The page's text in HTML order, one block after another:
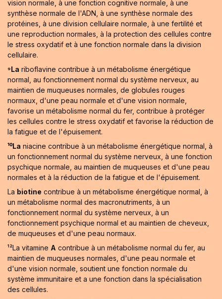
vision normale, à une fonction cognitive normale, à une
synthèse normale de l'ADN, à une synthèse normale des
protéines, à une division cellulaire normale, à une fertilité et
une reproduction normales, à la protection des cellules contre
le stress oxydatif et à une fonction normale dans la division
cellulaire.
⁹La riboflavine contribue à un métabolisme énergétique
normal, au fonctionnement normal du système nerveux, au
maintien de muqueuses normales, de globules rouges
normaux, d'une peau normale et d'une vision normale,
favorise un métabolisme normal du fer, contribue à protéger
les cellules contre le stress oxydatif et favorise la réduction de
la fatigue et de l'épuisement.
¹⁰La niacine contribue à un métabolisme énergétique normal, à
un fonctionnement normal du système nerveux, à une fonction
psychique normale, au maintien de muqueuses et d'une peau
normales et à la réduction de la fatigue et de l'épuisement.
La biotine contribue à un métabolisme énergétique normal, à
un métabolisme normal des macronutriments, à un
fonctionnement normal du système nerveux, à un
fonctionnement psychique normal et au maintien de cheveux,
de muqueuses et d'une peau normaux.
¹²La vitamine A contribue à un métabolisme normal du fer, au
maintien de muqueuses normales, d'une peau normale et
d'une vision normale, soutient une fonction normale du
système immunitaire et a une fonction dans la spécialisation
des cellules.